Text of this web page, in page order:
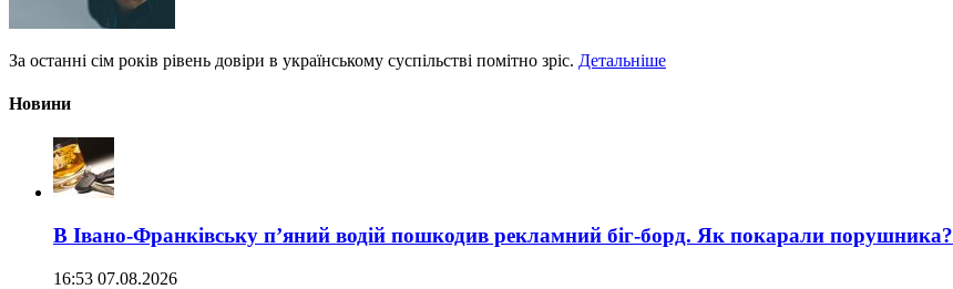
За останні сім років рівень довіри в українському суспільстві помітно зріс. Детальніше
Новини
В Івано-Франківську п’яний водій пошкодив рекламний біг-борд. Як покарали порушника?
16:53 07.08.2026